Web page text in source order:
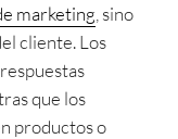
marketing , sino
cliente. Los
que los
productos o